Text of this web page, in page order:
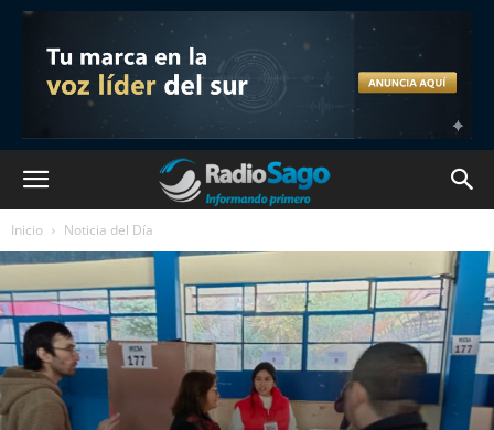
Inicio Noticia del Día